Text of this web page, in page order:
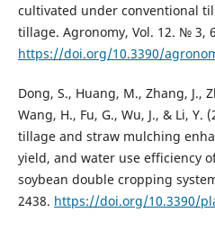
cultivated under conventional
tillage. Agronomy, Vol. 12. № 3,
https://doi.org/10.3390/
Dong, S., Huang, M., Zhang, J.,
Wang, H., Fu, G., Wu, J., & Li,
tillage and straw mulching
yield, and water use efficiency
soybean double cropping
2438. https://doi.org/10.3390/